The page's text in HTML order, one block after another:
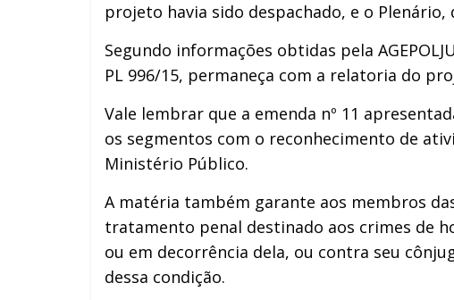
projeto havia sido despachado, e o
Segundo informações obtidas pela
PL 996/15, permaneça com a relatoria do
Vale lembrar que a emenda nº 11
os segmentos com o reconhecimento de
Ministério Público.
A matéria também garante aos membros
tratamento penal destinado aos crimes de
ou em decorrência dela, ou contra seu
dessa condição.